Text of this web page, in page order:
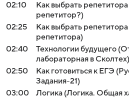
02:10
Как выбрать
репетитор?)
02:25
Как выбрать
репетитора)
02:40
Технологии будущего
лабораторная в Сколтех)
02:50
Как готовиться к ЕГЭ
Задания-21)
03:00
Логика (Логика. Общая